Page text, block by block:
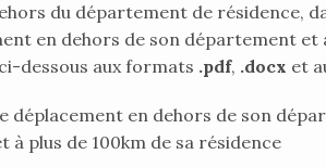
du département de résidence,
en dehors de son département et
dessous aux formats .pdf, .docx et
déplacement en dehors de son
à plus de 100km de sa résidence